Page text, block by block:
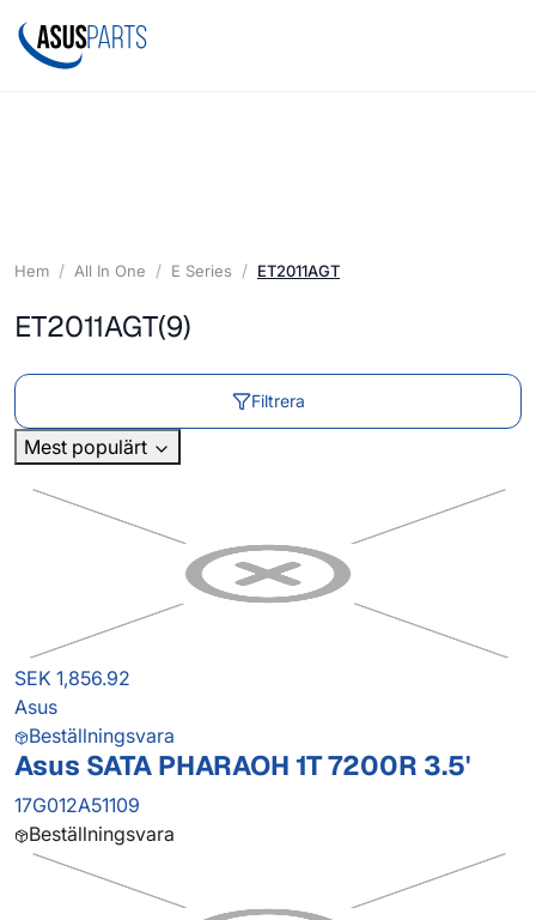
Hem All In One E Series ET2011AGT
ET2011AGT(9)
Filtrera
Mest populärt
SEK 1,856.92
Asus
Beställningsvara
Asus SATA PHARAOH 1T 7200R 3.5'
17G012A51109
Beställningsvara